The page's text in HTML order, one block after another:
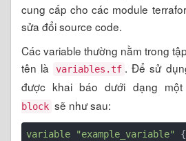
cung cấp cho các module
sửa đổi source code.
Các variable thường nằm trong
tên là
variables.tf . Để sử
được khai báo dưới dạng một
block sẽ như sau:
variable "example_variable"
{